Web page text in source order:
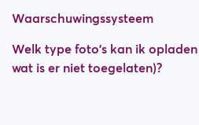
Waarschuwingssysteem
Welk type foto's kan ik
wat is er niet toegelaten)?